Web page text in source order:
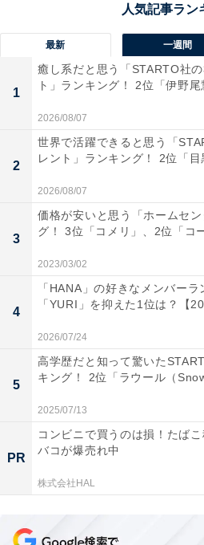
奈良県五條市の山あいにある「
思わせる銀色の円盤型の建物が
は自然豊かで、静かに過ごせる
「大塔コスミックパーク『星の
れ、天文台やプラネタリウムを
た夜空に広がる星々は圧巻で、
族連れにも人気です。さらにキ
昼は川遊びやハイキング、夜は
に楽しめる環境が整っています
ばすだけで、非日常の時間を味
回答者からは「天体望遠鏡を備
ク』も併設されており、星空観
代男性／静岡県）、（20代男
寿司や葛餅など吉野の名物をい
性／神奈川県）、「自然豊かな
旅を楽しめる環境が整っている
泉情報も充実しており、道の駅
力を体感できる点で選んだ」（
った声が集まりました。
※回答者からのコメントは原文
最新 一週間
1
癒し系だと思う「STARTO社
ト」ランキング！ 2位「伊野尾
2026/08/07
2
世界で活躍できると思う「
レント」ランキング！ 2位「目
2026/08/07
3
価格が安いと思う「ホームセ
グ！ 3位「コメリ」、2位「コ
2023/03/02
4
「HANA」の好きなメンバー
「YURI」を抑えた1位は？【
2026/07/24
5
高学歴だと知って驚いた
キング！ 2位「ラウール（
2025/07/13
PR
コンビニで買うのは損！たば
バコが爆売れ中
株式会社HAL